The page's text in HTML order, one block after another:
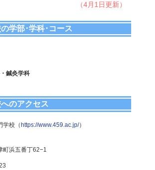
（4月1日更新）
学部･学科･コース
鍼灸学科
のアクセス
学校（ https://www.459.ac.jp/）
町浜五番丁62−1